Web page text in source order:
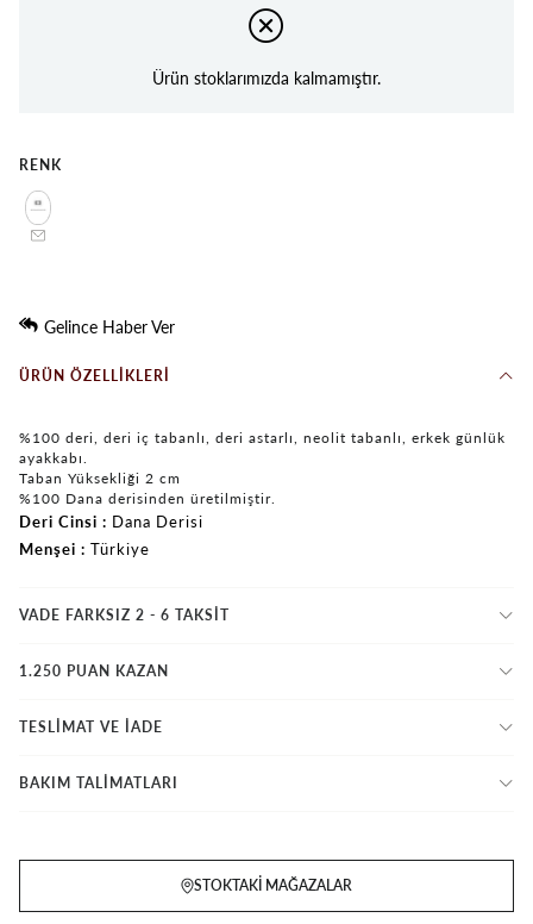
Ürün stoklarımızda kalmamıştır.
RENK
Gelince Haber Ver
ÜRÜN ÖZELLIKLERI
%100 deri, deri iç tabanlı, deri astarlı, neolit tabanlı, erkek günlük
ayakkabı.
Taban Yüksekliği 2 cm
%100 Dana derisinden üretilmiştir.
Deri Cinsi
Dana Derisi
Menşei
Türkiye
VADE FARKSIZ 2 - 6 TAKSIT
1.250 PUAN KAZAN
TESLİMAT VE İADE
BAKIM TALİMATLARI
STOKTAKI MAĞAZALAR